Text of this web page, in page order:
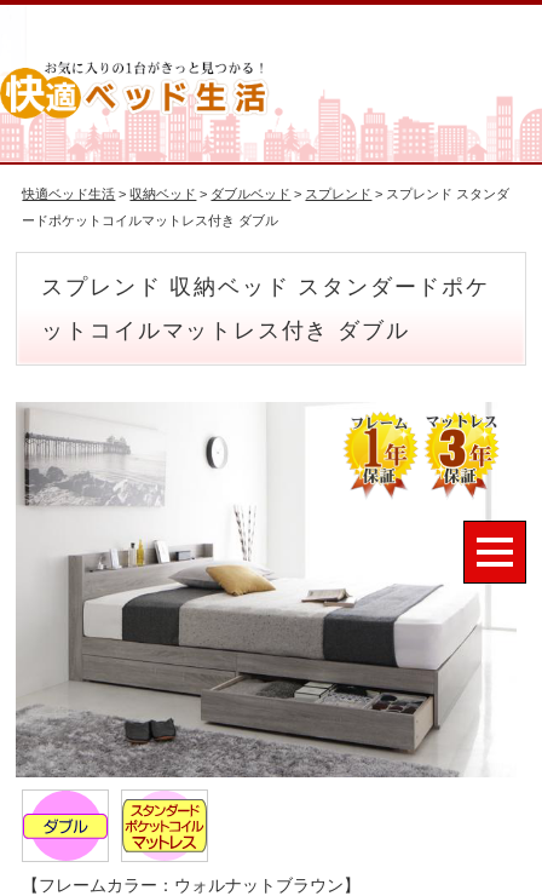
快適ベッド生活 >収納ベッド > ダブルベッド > スプレンド > スプレンド スタンダ
ードポケットコイルマットレス付き ダブル
スプレンド 収納ベッド スタンダードポケ
ットコイルマットレス付き ダブル
【フレームカラー：ウォルナットブラウン】